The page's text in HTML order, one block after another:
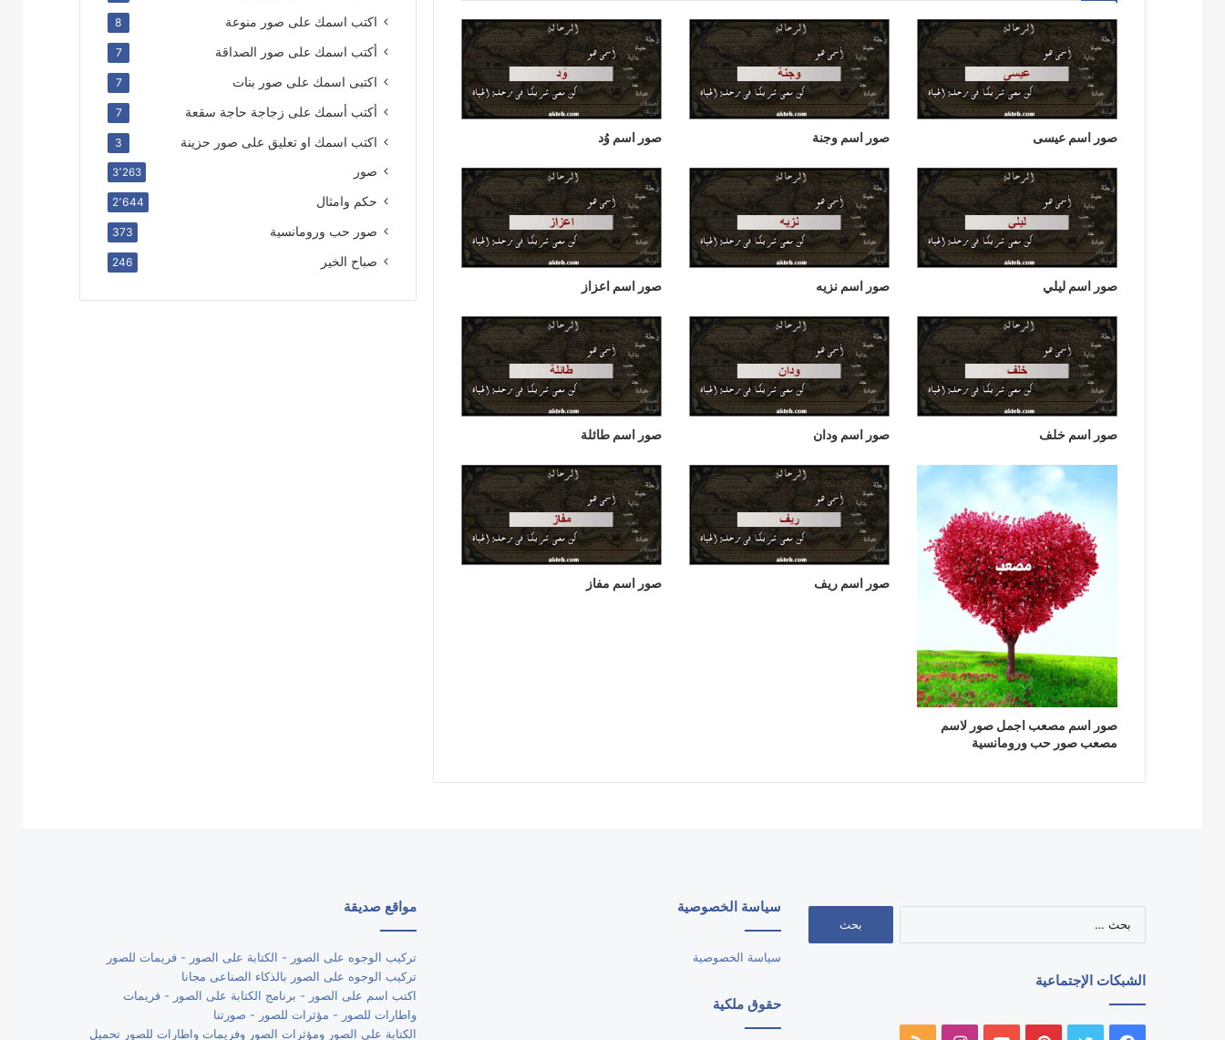
صور اسم عيسى صور اسم وجنة صور اسم وُد
صور اسم ليلي صور اسم نزيه صور اسم اعزاز
صور اسم خلف صور اسم ودان صور اسم طائلة
صور اسم مصعب اجمل صور لاسم
مصعب صور حب ورومانسية
صور اسم ريف صور اسم مفاز
اكتب اسمك على صور منوعة 8
أكتب اسمك على صور الصداقة 7
اكتبى اسمك على صور بنات 7
أكتب أسمك على زجاجة حاجة سقعة 7
اكتب اسمك او تعليق على صور حزينة 3
صور 3٬263
حكم وامثال 2٬644
صور حب ورومانسية 373
صباح الخير 246
الشبكات الإجتماعية
سياسة الخصوصية
سياسة الخصوصية
حقوق ملكية
مواقع صديقة
تركيب الوجوه على الصور - الكتابة على الصور - فريمات للصور
تركيب الوجوه على الصور بالذكاء الصناعى مجانا
اكتب اسم على الصور - برنامج الكتابة على الصور - فريمات
واطارات للصور - مؤثرات للصور - صورتنا
الكتابة على الصور ومؤثرات الصور وفريمات واطارات للصور تحميل